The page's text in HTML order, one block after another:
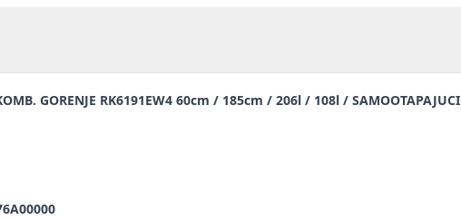
GORENJE RK6191EW4 60cm / 185cm / 206l / 108l / SAMOOTAPAJUCI